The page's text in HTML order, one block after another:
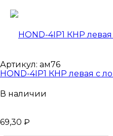
Артикул: ам76
HOND-4IP1 КНР левая с
В наличии
69,30 ₽